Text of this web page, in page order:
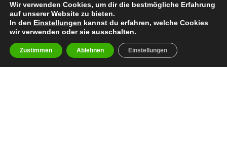
Wir verwenden Cookies, um dir die bestmögliche Erfahrung
auf unserer Website zu bieten.
In den Einstellungen kannst du erfahren, welche Cookies
wir verwenden oder sie ausschalten.
Zustimmen Ablehnen Einstellungen